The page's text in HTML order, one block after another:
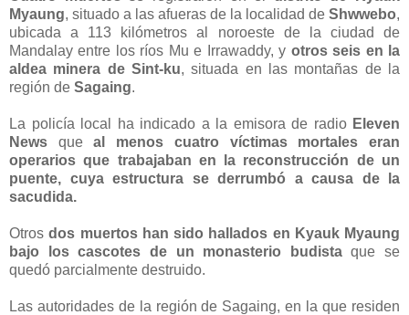
Myaung, situado a las afueras de la localidad de Shwwebo,
ubicada a 113 kilómetros al noroeste de la ciudad de
Mandalay entre los ríos Mu e Irrawaddy, y otros seis en la
aldea minera de Sint-ku, situada en las montañas de la
región de Sagaing.
La policía local ha indicado a la emisora de radio Eleven
News queal menos cuatro víctimas mortales eran
operarios que trabajaban en la reconstrucción de un
puente, cuya estructura se derrumbó a causa de la
sacudida.
Otrosdos muertos han sido hallados en Kyauk Myaung
bajo los cascotes de un monasterio budistaque se
quedó parcialmente destruido.
Las autoridades de la región de Sagaing, en la que residen